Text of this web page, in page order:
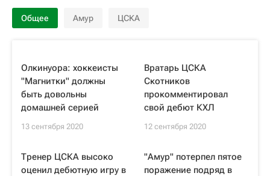
Общее Амур ЦСКА
Олкинуора: хоккеисты
"Магнитки" должны
быть довольны
домашней серией
13 сентября 2020
Вратарь ЦСКА
Скотников
прокомментировал
свой дебют КХЛ
12 сентября 2020
Тренер ЦСКА высоко
оценил дебютную игру в
"Амур" потерпел пятое
поражение подряд в